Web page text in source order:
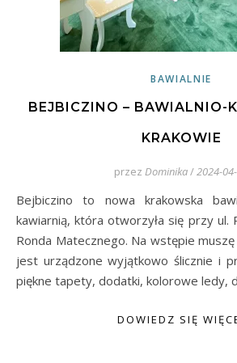
BAWIALNIE
BEJBICZINO – BAWIALNIO-
KRAKOWIE
przez Dominika/2024-
Bejbiczino to nowa krakowska bawialnia połączona z
kawiarnią, która otworzyła się przy ul.
Ronda Matecznego. Na wstępie
jest urządzone wyjątkowo ślicznie i
piękne tapety, dodatki, kolorowe ledy,
DOWIEDZ SIĘ